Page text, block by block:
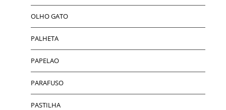
OLHO GATO
PALHETA
PAPELAO
PARAFUSO
PASTILHA